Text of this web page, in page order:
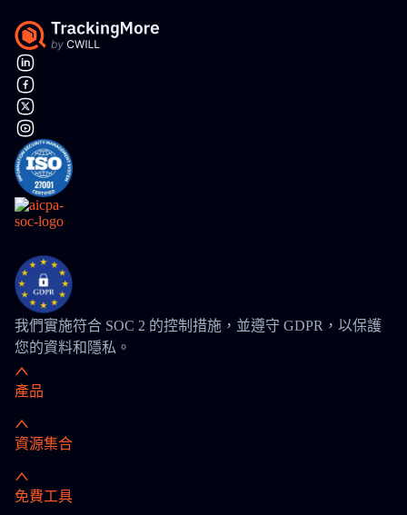
我們實施符合 SOC 2 的控制措施，並遵守 GDPR，以保護
您的資料和隱私。
產品
資源集合
免費工具